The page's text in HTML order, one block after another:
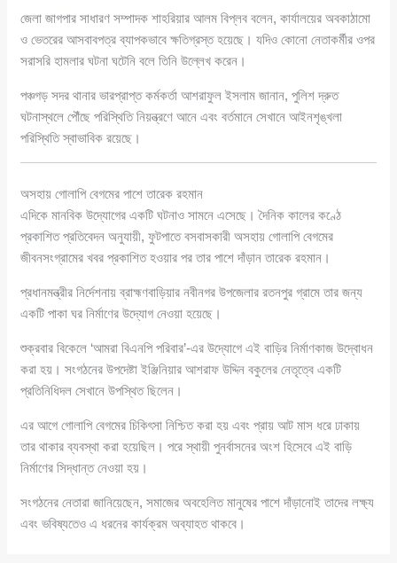
জেলা জাগপার সাধারণ সম্পাদক শাহরিয়ার আলম বিপ্লব বলেন, কার্যালয়ের অবকাঠামো
ও ভেতরের আসবাবপত্র ব্যাপকভাবে ক্ষতিগ্রস্ত হয়েছে। যদিও কোনো নেতাকর্মীর ওপর
সরাসরি হামলার ঘটনা ঘটেনি বলে তিনি উল্লেখ করেন।
পঞ্চগড় সদর থানার ভারপ্রাপ্ত কর্মকর্তা আশরাফুল ইসলাম জানান, পুলিশ দ্রুত
ঘটনাস্থলে পৌঁছে পরিস্থিতি নিয়ন্ত্রণে আনে এবং বর্তমানে সেখানে আইনশৃঙ্খলা
পরিস্থিতি স্বাভাবিক রয়েছে।
অসহায় গোলাপি বেগমের পাশে তারেক রহমান
এদিকে মানবিক উদ্যোগের একটি ঘটনাও সামনে এসেছে। দৈনিক কালের কণ্ঠে
প্রকাশিত প্রতিবেদন অনুযায়ী, ফুটপাতে বসবাসকারী অসহায় গোলাপি বেগমের
জীবনসংগ্রামের খবর প্রকাশিত হওয়ার পর তার পাশে দাঁড়ান তারেক রহমান।
প্রধানমন্ত্রীর নির্দেশনায় ব্রাহ্মণবাড়িয়ার নবীনগর উপজেলার রতনপুর গ্রামে তার জন্য
একটি পাকা ঘর নির্মাণের উদ্যোগ নেওয়া হয়েছে।
শুক্রবার বিকেলে ‘আমরা বিএনপি পরিবার’-এর উদ্যোগে এই বাড়ির নির্মাণকাজ উদ্বোধন
করা হয়। সংগঠনের উপদেষ্টা ইঞ্জিনিয়ার আশরাফ উদ্দিন বকুলের নেতৃত্বে একটি
প্রতিনিধিদল সেখানে উপস্থিত ছিলেন।
এর আগে গোলাপি বেগমের চিকিৎসা নিশ্চিত করা হয় এবং প্রায় আট মাস ধরে ঢাকায়
তার থাকার ব্যবস্থা করা হয়েছিল। পরে স্থায়ী পুনর্বাসনের অংশ হিসেবে এই বাড়ি
নির্মাণের সিদ্ধান্ত নেওয়া হয়।
সংগঠনের নেতারা জানিয়েছেন, সমাজের অবহেলিত মানুষের পাশে দাঁড়ানোই তাদের লক্ষ্য
এবং ভবিষ্যতেও এ ধরনের কার্যক্রম অব্যাহত থাকবে।